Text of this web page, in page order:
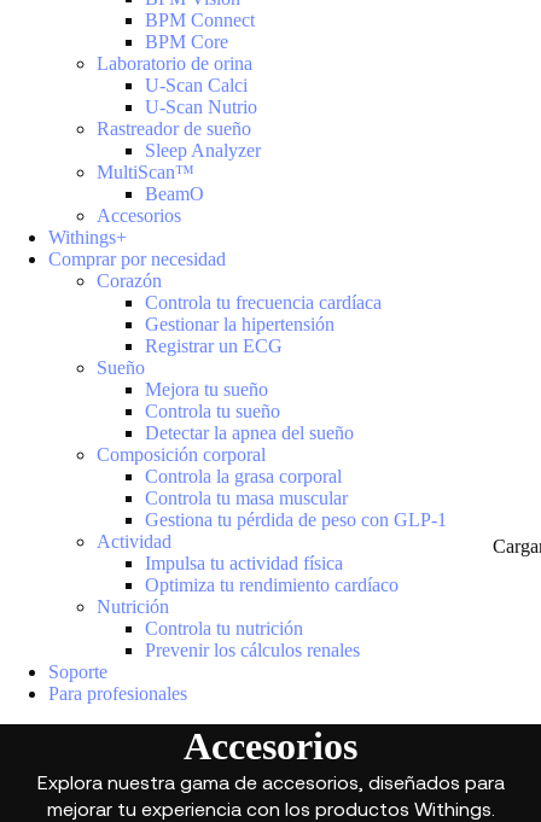
BPM Connect
BPM Core
Laboratorio de orina
U-Scan Calci
U-Scan Nutrio
Rastreador de sueño
Sleep Analyzer
MultiScan™
BeamO
Accesorios
Withings+
Comprar por necesidad
Corazón
Controla tu frecuencia cardíaca
Gestionar la hipertensión
Registrar un ECG
Sueño
Mejora tu sueño
Controla tu sueño
Detectar la apnea del sueño
Composición corporal
Controla la grasa corporal
Controla tu masa muscular
Gestiona tu pérdida de peso con GLP-1
Actividad
Impulsa tu actividad física
Optimiza tu rendimiento cardíaco
Nutrición
Controla tu nutrición
Prevenir los cálculos renales
Soporte
Para profesionales
Accesorios
Explora nuestra gama de accesorios, diseñados para
mejorar tu experiencia con los productos Withings.